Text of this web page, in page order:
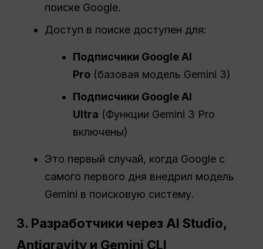
поиске Google.
Доступ в поиске доступен для:
Подписчики Google AI
Pro (базовая модель Gemini 3)
Подписчики Google AI
Ultra (Функции Gemini 3 Pro
включены)
Это первый случай, когда Google с
самого первого дня внедрил модель
Gemini в поисковую систему.
3. Разработчики через AI Studio,
Antigravity и Gemini CLI